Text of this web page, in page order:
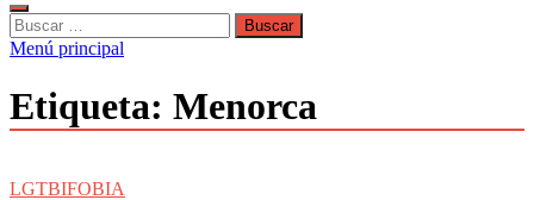
Buscar:
Menú principal
Etiqueta: Menorca
LGTBIFOBIA